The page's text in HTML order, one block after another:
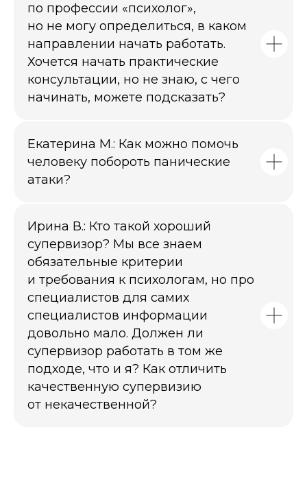
по профессии «психолог»,
но не могу определиться, в каком
направлении начать работать.
Хочется начать практические
консультации, но не знаю, с чего
начинать, можете подсказать?
Екатерина М.: Как можно помочь
человеку побороть панические
атаки?
Ирина В.: Кто такой хороший
супервизор? Мы все знаем
обязательные критерии
и требования к психологам, но про
специалистов для самих
специалистов информации
довольно мало. Должен ли
супервизор работать в том же
подходе, что и я? Как отличить
качественную супервизию
от некачественной?